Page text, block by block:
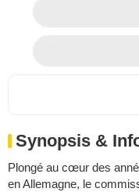
Synopsis &
Plongé au cœur des
en Allemagne, le